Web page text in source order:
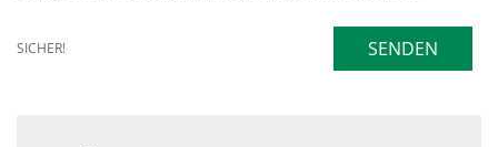
SICHER! SENDEN